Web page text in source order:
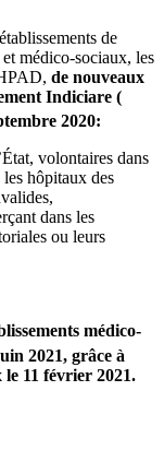
de
médico-sociaux, les
de nouveaux
Indiciare (
2020:
volontaires dans
les hôpitaux des
dans les
ou leurs
médico-
2021, grâce à
11 février 2021.